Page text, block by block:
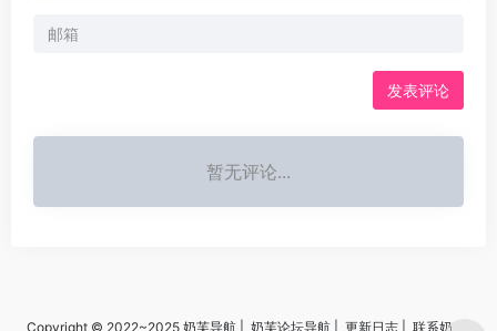
发表评论
暂无评论...
Copyright © 2022~2025 奶芙导航 奶芙论坛导航 更新日志 联系奶